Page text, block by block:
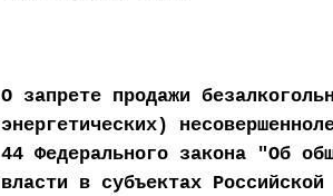
О запрете продажи
энергетических)
44 Федерального закона "Об
власти в субъектах